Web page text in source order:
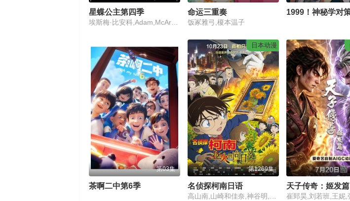
星蝶公主第四季 命运三重奏
饭冢雅弓,榎本温子
第03集
茶啊二中第6季
日本动漫
第1269集
名侦探柯南日语
高山南,山崎和佳奈,神谷明,小山力也,林原惠美,山口胜平,田中秀幸,岛本须美,绪方贤一,堀川亮,松井菜樱子,宫村优子,岩居由希子,大谷育江,高木涉,高岛雅罗,堀之纪,立木文彦,小山茉美,三石琴乃,置鲇龙太郎,日高法子,池田秀一,古谷彻
天子传奇：姬发篇